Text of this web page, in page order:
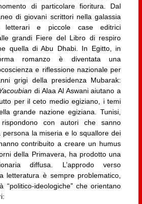
di particolare fioritura. Dal
di giovani scrittori nella galassia
e piccole case editrici
grandi Fiere del Libro di respiro
quella di Abu Dhabi. In Egitto, in
romanzo è diventata una
e riflessione nazionale per
grigi della presidenza Mubarak:
di Alaa Al Aswani aiutano a
per il ceto medio egiziano, i temi
grande nazione egiziana. Tunisi,
rispondono con autori che sanno
persona la miseria e lo squallore dei
contribuito a creare un humus
della Primavera, ha prodotto una
diffusa. L’approdo verso
letteratura è sempre problematico,
“politico-ideologiche” che orientano